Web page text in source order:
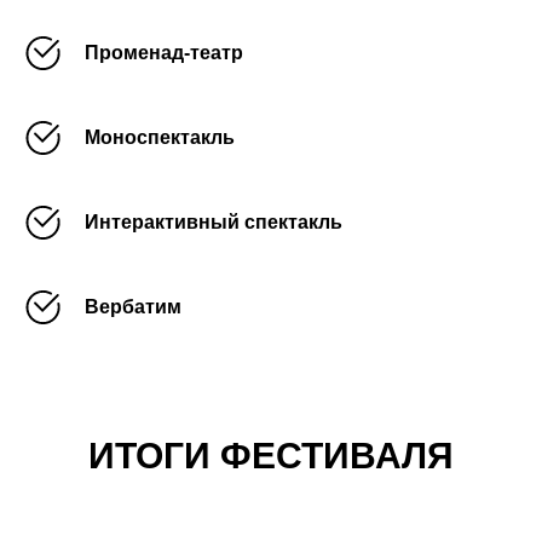
Променад-театр
Моноспектакль
Интерактивный спектакль
Вербатим
ИТОГИ ФЕСТИВАЛЯ